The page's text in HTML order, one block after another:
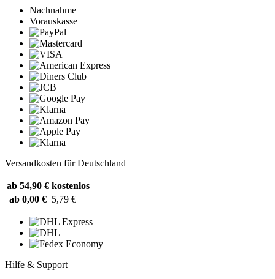
Nachnahme
Vorauskasse
Versandkosten für Deutschland
ab 54,90 € kostenlos
ab 0,00 € 5,79 €
Hilfe & Support